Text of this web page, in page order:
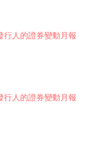
行人的證券變動月報
行人的證券變動月報